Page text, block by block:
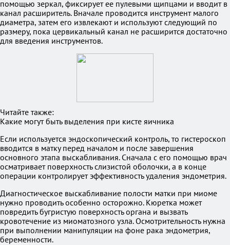
помощью зеркал, фиксирует ее пулевыми щипцами и вводит в
канал расширитель. Вначале проводится инструмент малого
диаметра, затем его извлекают и используют следующий по
размеру, пока цервикальный канал не расширится достаточно
для введения инструментов.
Читайте также:
Какие могут быть выделения при кисте яичника
Если используется эндоскопический контроль, то гистероскоп
вводится в матку перед началом и после завершения
основного этапа выскабливания. Сначала с его помощью врач
осматривает поверхность слизистой оболочки, а в конце
операции контролирует эффективность удаления эндометрия.
Диагностическое выскабливание полости матки при миоме
нужно проводить особенно осторожно. Кюретка может
повредить бугристую поверхность органа и вызвать
кровотечение из миоматозного узла. Осмотрительность нужна
при выполнении манипуляции на фоне рака эндометрия,
беременности.